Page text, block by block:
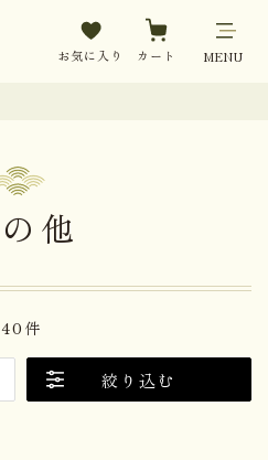
お気に入り カート MENU
他
40件
絞り込む